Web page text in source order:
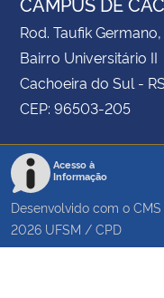
Rod. Taufik
Bairro Universitário II
Cachoeira do Sul -
CEP: 96503-205
Acesso à
Informação
Desenvolvido com o
2026 UFSM / CPD